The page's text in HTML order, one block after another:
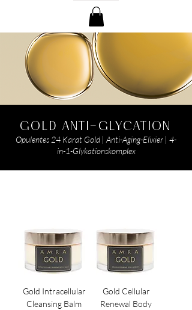
GOLD ANTI-GLYCATION
Opulentes 24 Karat Gold | Anti-Aging-Elixier | 4-
in-1-Glykationskomplex
Gold Intracellular
Cleansing Balm
Gold Cellular
Renewal Body